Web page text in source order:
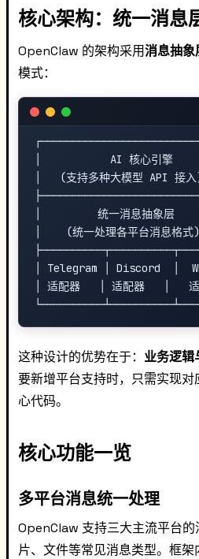
核心架构：统一消息
OpenClaw 的架构采用消息抽
模式：
│           AI 核心引擎
│   (支持多种大模型 API
│         统一消息抽象
│    (统一处理各平台消息
│ Telegram │ Discord  │
│ 适配器   │ 适配器   │
这种设计的优势在于： 业务逻辑
要新增平台支持时，只需实现
心代码。
核心功能一览
多平台消息统一处理
OpenClaw 支持三大主流平台
片、文件等常见消息类型。框